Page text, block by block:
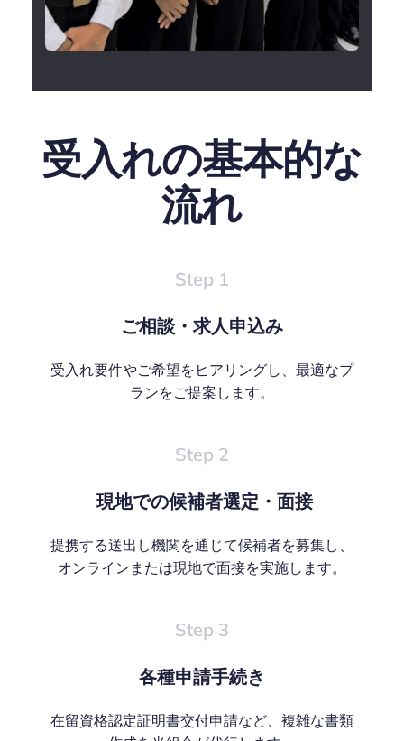
受入れの基本的な
流れ
Step 1
ご相談・求人申込み
受入れ要件やご希望をヒアリングし、最適なプ
ランをご提案します。
Step 2
現地での候補者選定・面接
提携する送出し機関を通じて候補者を募集し、
オンラインまたは現地で面接を実施します。
Step 3
各種申請手続き
在留資格認定証明書交付申請など、複雑な書類